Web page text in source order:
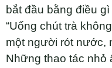
bắt đầu bằng điều
“Uống chút trà
một người rót nước,
Những thao tác nhỏ